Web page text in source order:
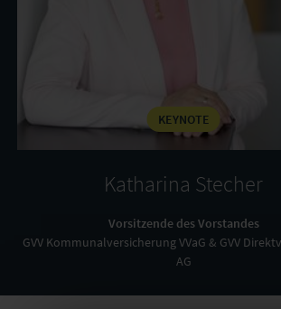
KEYNOTE
Katharina Stecher
Vorsitzende des Vorstandes
GVV Kommunalversicherung VVaG & GVV
AG